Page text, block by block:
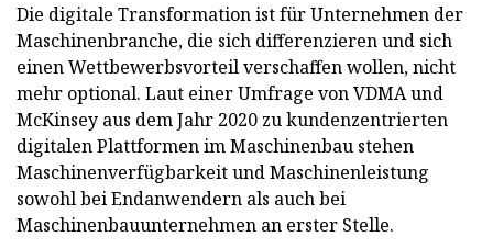
Die digitale Transformation ist für Unternehmen der
Maschinenbranche, die sich differenzieren und sich
einen Wettbewerbsvorteil verschaffen wollen, nicht
mehr optional. Laut einer Umfrage von VDMA und
McKinsey aus dem Jahr 2020 zu kundenzentrierten
digitalen Plattformen im Maschinenbau stehen
Maschinenverfügbarkeit und Maschinenleistung
sowohl bei Endanwendern als auch bei
Maschinenbauunternehmen an erster Stelle.